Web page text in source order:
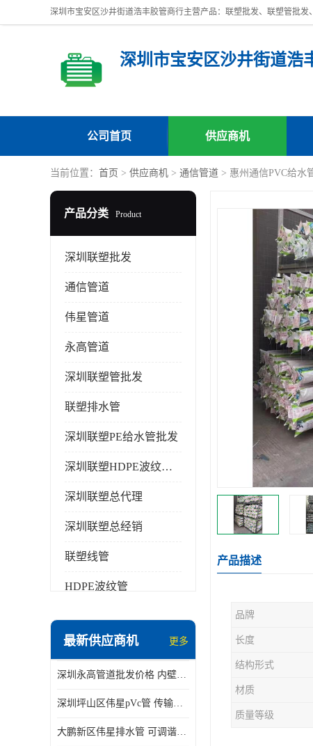
深圳市宝安区沙井街道浩
公司首页 供应商机
当前位置： 首页 > 供应商机 > 通信管道 > 惠州通信PVC给水
产品分类 Product
深圳联塑批发
通信管道
伟星管道
永高管道
深圳联塑管批发
联塑排水管
深圳联塑PE给水管批发
深圳联塑HDPE波纹管批发
深圳联塑总代理
深圳联塑总经销
联塑线管
HDPE波纹管
最新供应商机 更多
深圳永高管道批发价格 内壁光滑 抗震性能好
深圳坪山区伟星pVc管 传输损耗小 频率稳定性好
大鹏新区伟星排水管 可调谐性好 大功率 效率高
产品描述
品牌
长度
结构形式
材质
质量等级